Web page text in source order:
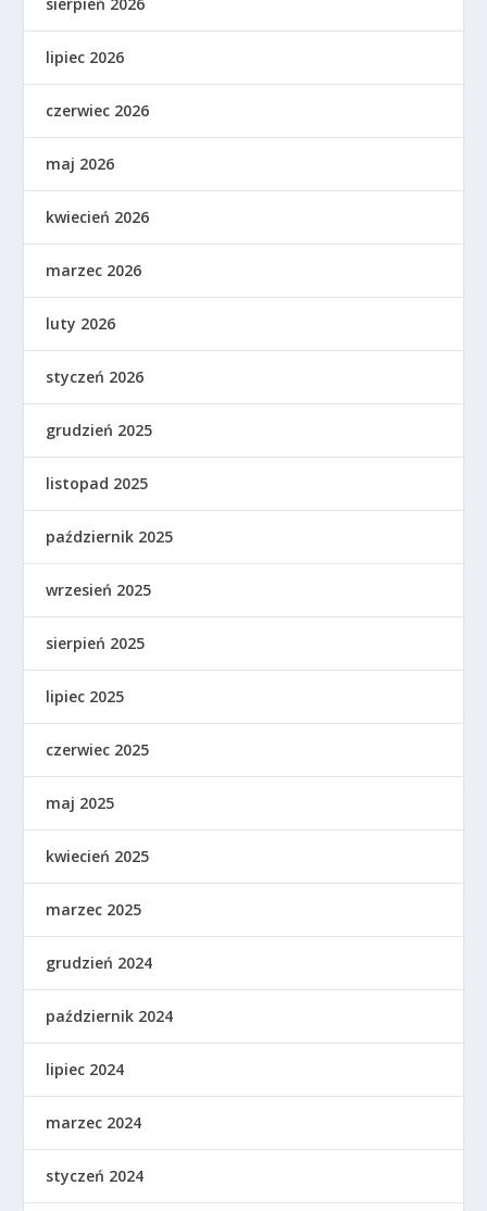
lipiec 2026
czerwiec 2026
maj 2026
kwiecień 2026
marzec 2026
luty 2026
styczeń 2026
grudzień 2025
listopad 2025
październik 2025
wrzesień 2025
sierpień 2025
lipiec 2025
czerwiec 2025
maj 2025
kwiecień 2025
marzec 2025
grudzień 2024
październik 2024
lipiec 2024
marzec 2024
styczeń 2024